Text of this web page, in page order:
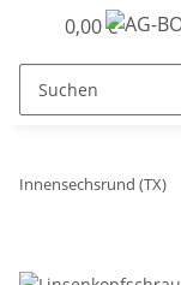
0,00 €
Innensechsrund (TX)